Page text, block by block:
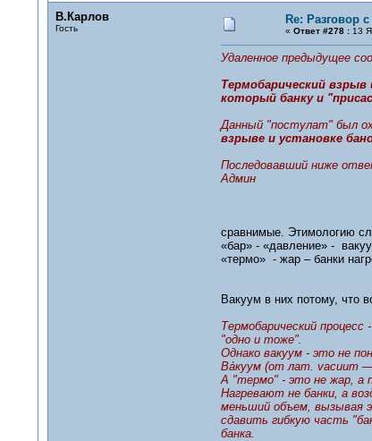
В.Карлов
Гость
Re: Разговор
« Ответ #278 :13
Удаленное предыдущее
Термобарический
который банку и
Данный "постулат" был
взрыве и установке
Последовавший ниже
Админ
сравнимые. Этимологию
«бар» - «давление» -
«термо» - жар – банки
Вакуум в них потому, что
Термобарический
"одно и тоже".
Однако вакуум - это не
Ва́куум (от лат. vacuum
А "термо" - это не жар, а
Нагревают не банки, а
меньший объем, вызывая
сдавить гибкую часть
банка.